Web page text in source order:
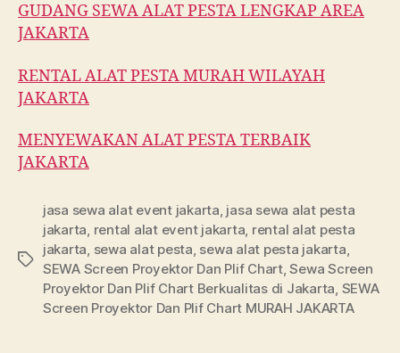
GUDANG SEWA ALAT PESTA LENGKAP AREA
JAKARTA
RENTAL ALAT PESTA MURAH WILAYAH
JAKARTA
MENYEWAKAN ALAT PESTA TERBAIK
JAKARTA
Tags
jasa sewa alat event jakarta, jasa sewa alat pesta
jakarta, rental alat event jakarta, rental alat pesta
jakarta, sewa alat pesta, sewa alat pesta jakarta,
SEWA Screen Proyektor Dan Plif Chart,Sewa Screen
Proyektor Dan Plif Chart Berkualitas di Jakarta, SEWA
Screen Proyektor Dan Plif Chart MURAH JAKARTA